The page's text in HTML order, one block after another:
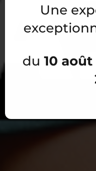
Une
du 10